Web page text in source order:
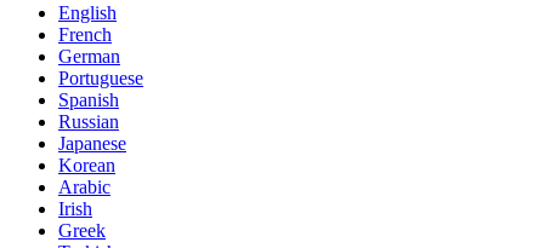
English
French
German
Portuguese
Spanish
Russian
Japanese
Korean
Arabic
Irish
Greek